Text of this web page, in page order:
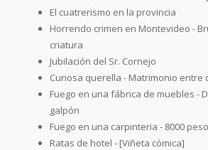
El cuatrerismo en la provincia
Horrendo crimen en Montevideo -
criatura
Jubilación del Sr. Cornejo
Curiosa querella - Matrimonio entre
Fuego en una fábrica de muebles -
galpón
Fuego en una carpinteria - 8000
Ratas de hotel - [Viñeta cómica]